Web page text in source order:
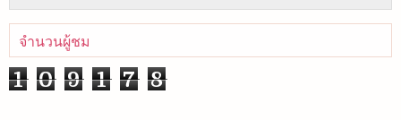
จำนวนผู้ชม
1 0 9 1 7 8